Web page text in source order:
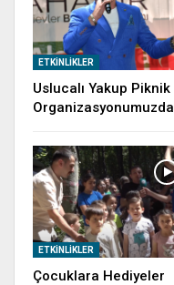
ETKINLIKLER
Uslucalı Yakup Piknik
Organizasyonumuzda
ETKINLIKLER
Çocuklara Hediyeler